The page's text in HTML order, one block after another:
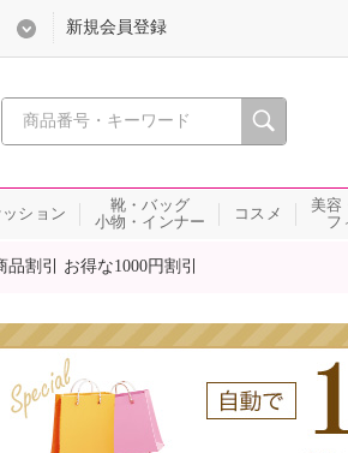
心おどる、瞬間を。通販・テレビ
新規会員登録
ッション
靴・バッグ
小物・インナー
コスメ
美容
フ
品割引 お得な1000円割引